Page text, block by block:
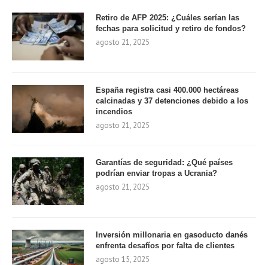
Retiro de AFP 2025: ¿Cuáles serían las
fechas para solicitud y retiro de fondos?
agosto 21, 2025
España registra casi 400.000 hectáreas
calcinadas y 37 detenciones debido a los
incendios
agosto 21, 2025
Garantías de seguridad: ¿Qué países
podrían enviar tropas a Ucrania?
agosto 21, 2025
Inversión millonaria en gasoducto danés
enfrenta desafíos por falta de clientes
agosto 15, 2025